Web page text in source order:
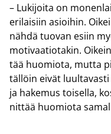
– Lu­ki­joi­ta on
eri­lai­siin asioi­hin.
nähdä tuo­van esiin
mo­ti­vaa­tio­ta­kin.
tää huo­mio­ta, mutta
täl­löin eivät
ja ha­ke­mus toi­sel­la,
nit­tää huo­mio­ta